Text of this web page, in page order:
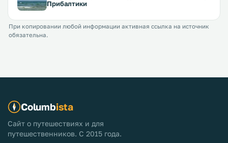
Прибалтики
При копировании любой информации активная ссылка на источник
обязательна.
Columbista
Сайт о путешествиях и для
путешественников. С 2015 года.